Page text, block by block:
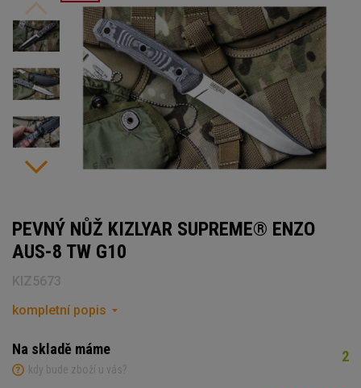
PEVNÝ NŮŽ KIZLYAR SUPREME® ENZO
AUS-8 TW G10
KIZ5673
kompletní popis
Na skladě máme
kdy bude zboží u vás?
2